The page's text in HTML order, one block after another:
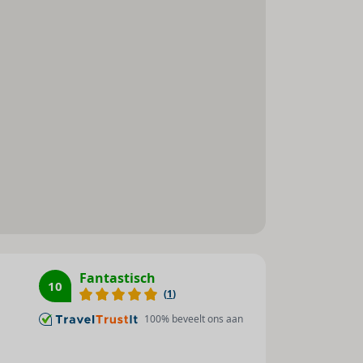
10 Fantastisch
(1)
100% beveelt ons aan